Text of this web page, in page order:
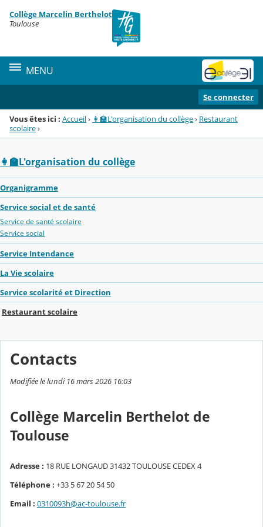
Menu de la rubrique
Contenu
Collège Marcelin Berthelot
Toulouse
MENU
Se connecter
Vous êtes ici : Accueil› 👩‍🏫L'organisation du collège› Restaurant
scolaire›
👩‍🏫L'organisation du collège
Organigramme
Service social et de santé
Service de santé scolaire
Service social
Service Intendance
La Vie scolaire
Service scolarité et Direction
Restaurant scolaire
Contacts
Modifiée le lundi 16 mars 2026 16:03
Collège Marcelin Berthelot de
Toulouse
Adresse : 18 RUE LONGAUD 31432 TOULOUSE CEDEX 4
Téléphone : +33 5 67 20 54 50
Email : 0310093h@ac-toulouse.fr